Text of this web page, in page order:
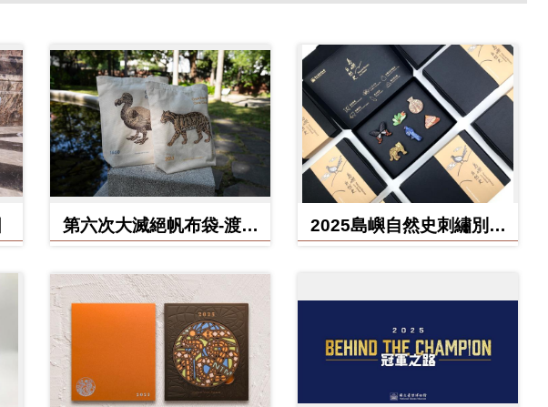
第六次大滅絕帆布袋-渡渡
牛
2025島嶼自然史刺繡別針